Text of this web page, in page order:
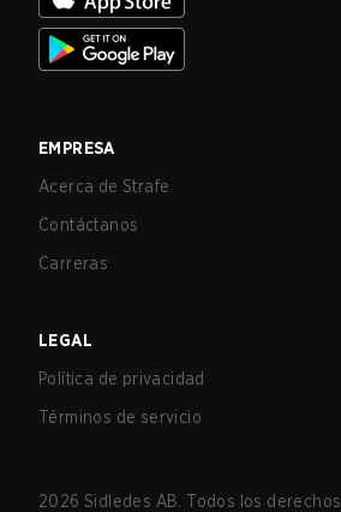
EMPRESA
Acerca de Strafe
Contáctanos
Carreras
LEGAL
Política de privacidad
Términos de servicio
2026 Sidledes AB. Todos los